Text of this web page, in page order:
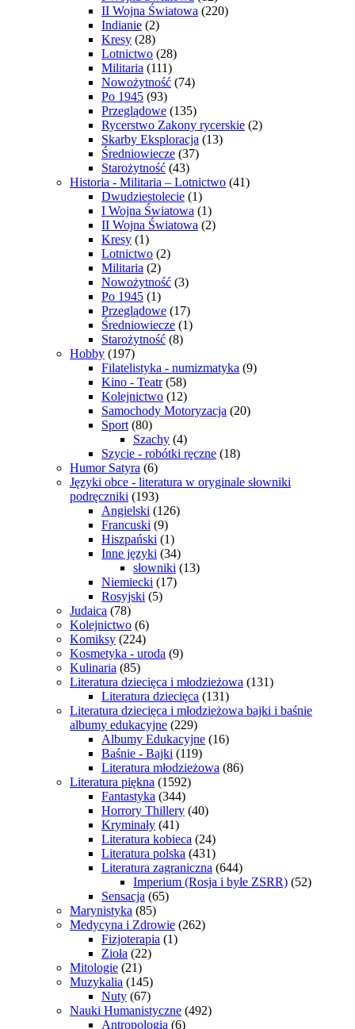
II Wojna Światowa (220)
Indianie (2)
Kresy (28)
Lotnictwo (28)
Militaria (111)
Nowożytność (74)
Po 1945 (93)
Przeglądowe (135)
Rycerstwo Zakony rycerskie (2)
Skarby Eksploracja (13)
Średniowiecze (37)
Starożytność (43)
Historia - Militaria – Lotnictwo (41)
Dwudziestolecie (1)
I Wojna Światowa (1)
II Wojna Światowa (2)
Kresy (1)
Lotnictwo (2)
Militaria (2)
Nowożytność (3)
Po 1945 (1)
Przeglądowe (17)
Średniowiecze (1)
Starożytność (8)
Hobby (197)
Filatelistyka - numizmatyka (9)
Kino - Teatr (58)
Kolejnictwo (12)
Samochody Motoryzacja (20)
Sport (80)
Szachy (4)
Szycie - robótki ręczne (18)
Humor Satyra (6)
Języki obce - literatura w oryginale słowniki
podręczniki (193)
Angielski (126)
Francuski (9)
Hiszpański (1)
Inne języki (34)
słowniki (13)
Niemiecki (17)
Rosyjski (5)
Judaica (78)
Kolejnictwo (6)
Komiksy (224)
Kosmetyka - uroda (9)
Kulinaria (85)
Literatura dziecięca i młodzieżowa (131)
Literatura dziecięca (131)
Literatura dziecięca i młodzieżowa bajki i baśnie
albumy edukacyjne (229)
Albumy Edukacyjne (16)
Baśnie - Bajki (119)
Literatura młodzieżowa (86)
Literatura piękna (1592)
Fantastyka (344)
Horrory Thillery (40)
Kryminały (41)
Literatura kobieca (24)
Literatura polska (431)
Literatura zagraniczna (644)
Imperium (Rosja i byłe ZSRR) (52)
Sensacja (65)
Marynistyka (85)
Medycyna i Zdrowie (262)
Fizjoterapia (1)
Zioła (22)
Mitologie (21)
Muzykalia (145)
Nuty (67)
Nauki Humanistyczne (492)
Antropologia (6)